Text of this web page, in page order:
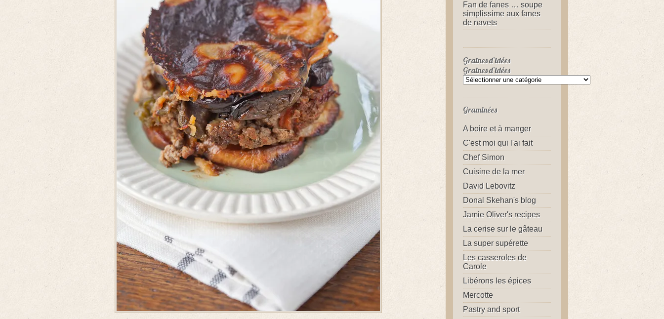
Fan de fanes … soupe
simplissime aux fanes
de navets
Graines d’idées
Graines d’idées
Graminées
A boire et à manger
C'est moi qui l'ai fait
Chef Simon
Cuisine de la mer
David Lebovitz
Donal Skehan's blog
Jamie Oliver's recipes
La cerise sur le gâteau
La super supérette
Les casseroles de
Carole
Libérons les épices
Mercotte
Pastry and sport